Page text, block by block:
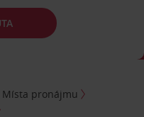
Místa pronájmu